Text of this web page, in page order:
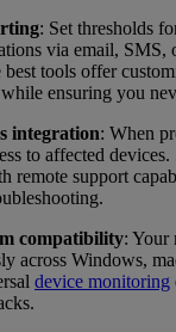
: Set thresholds
via email, SMS,
tools offer
ensuring you
integration: When
to affected
remote support
compatibility: Your
across Windows,
device monitoring